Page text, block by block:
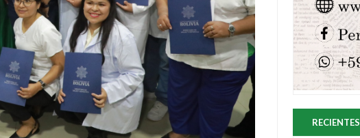
RECIENTES